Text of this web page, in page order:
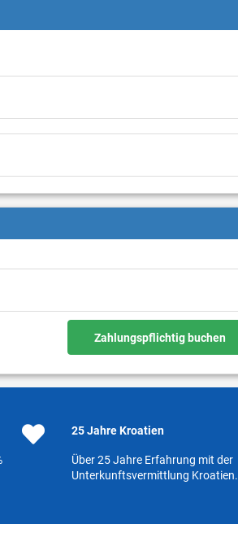
Zahlungspflichtig buchen
25 Jahre Kroatien
Über 25 Jahre Erfahrung mit der
Unterkunftsvermittlung Kroatien.